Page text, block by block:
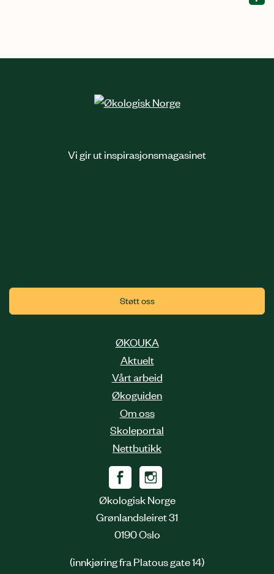
Vi gir ut inspirasjonsmagasinet
Støtt oss
ØKOUKA
Aktuelt
Vårt arbeid
Økoguiden
Om oss
Skoleportal
Nettbutikk
Økologisk Norge
Grønlandsleiret 31
0190 Oslo
(innkjøring fra Platous gate 14)